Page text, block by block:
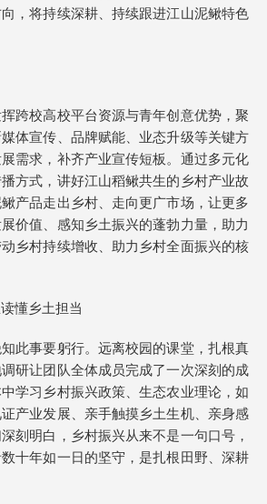
，将持续深耕、持续跟进江山泥鳅特色
跨校高校平台资源与青年创意优势，聚
体宣传、品牌赋能、业态升级等关键方
需求，补齐产业宣传短板。通过多元化
方式，讲好江山稻鳅共生的乡村产业故
产品走出乡村、走向更广市场，让更多
价值、感知乡土振兴的蓬勃力量，助力
乡村持续增收、助力乡村全面振兴的核
懂乡土担当
此事要躬行。远离校园的课堂，扎根真
研让团队全体成员完成了一次深刻的成
学习乡村振兴政策、生态农业理论，如
产业发展、亲手触摸乡土生机、亲身感
刻明白，乡村振兴从来不是一句口号，
十年如一日的坚守，是扎根田野、深耕